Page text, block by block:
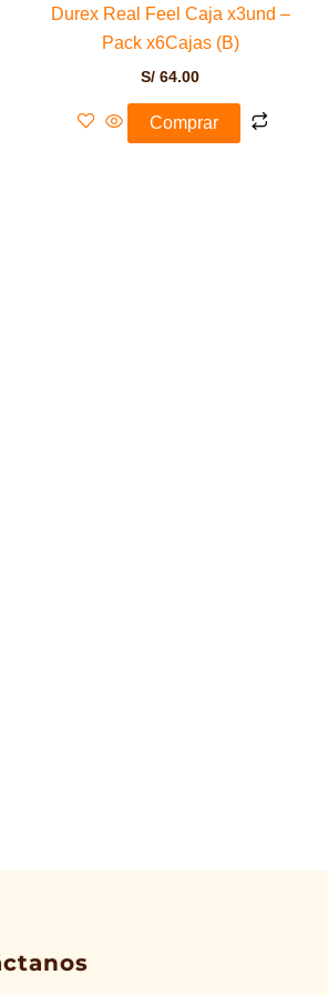
Durex Real Feel Caja x3und –
Pack x6Cajas (B)
S/ 64.00
Comprar